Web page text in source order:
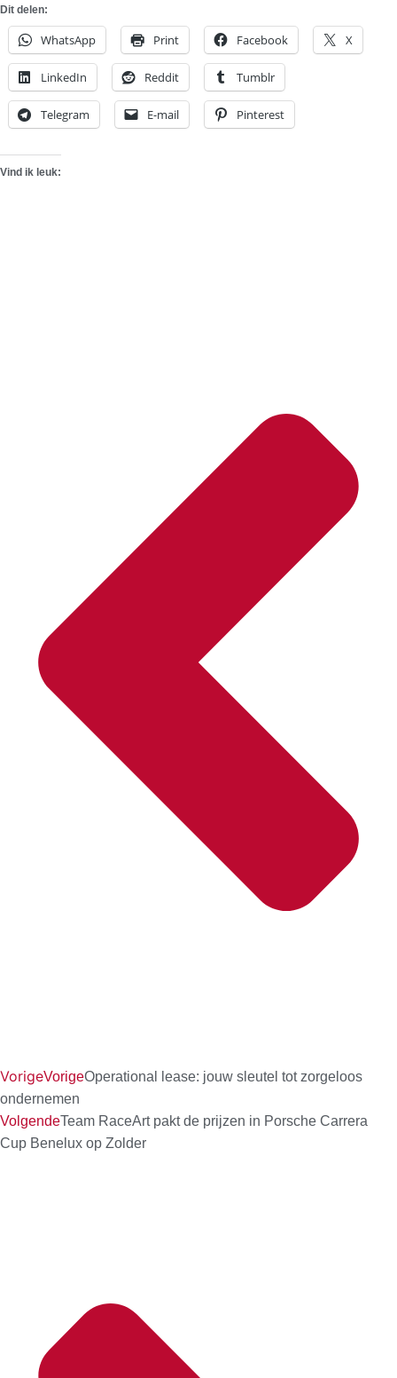
Dit delen:
WhatsApp Print Facebook X
LinkedIn Reddit Tumblr
Telegram E-mail Pinterest
Vind ik leuk:
VorigeVorigeOperational lease: jouw sleutel tot zorgeloos
ondernemen
VolgendeTeam RaceArt pakt de prijzen in Porsche Carrera
Cup Benelux op Zolder